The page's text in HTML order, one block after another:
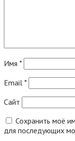
Имя *
Email *
Сайт
Сохранить моё
для последующих